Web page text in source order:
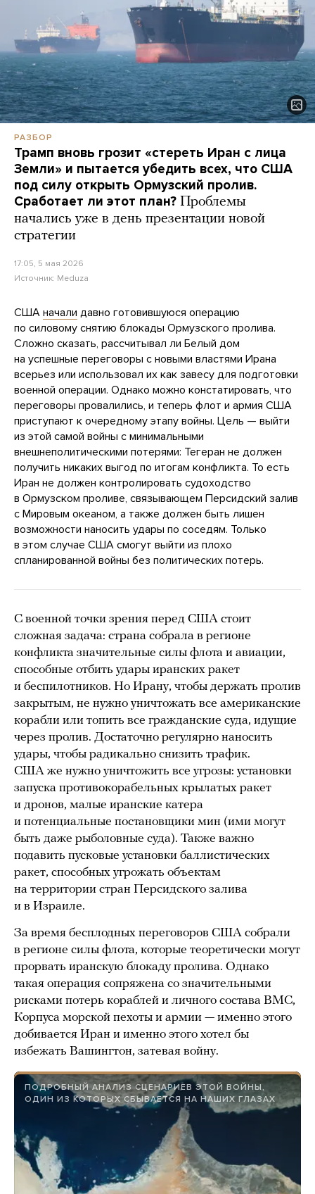
РАЗБОР
Трамп вновь грозит «стереть Иран с лица
Земли» и пытается убедить всех, что США
под силу открыть Ормузский пролив.
Сработает ли этот план? Проблемы
начались уже в день презентации новой
стратегии
17:05, 5 мая 2026
Источник: Meduza
США начали давно готовившуюся операцию
по силовому снятию блокады Ормузского пролива.
Сложно сказать, рассчитывал ли Белый дом
на успешные переговоры с новыми властями Ирана
всерьез или использовал их как завесу для подготовки
военной операции. Однако можно констатировать, что
переговоры провалились, и теперь флот и армия США
приступают к очередному этапу войны. Цель — выйти
из этой самой войны с минимальными
внешнеполитическими потерями: Тегеран не должен
получить никаких выгод по итогам конфликта. То есть
Иран не должен контролировать судоходство
в Ормузском проливе, связывающем Персидский залив
с Мировым океаном, а также должен быть лишен
возможности наносить удары по соседям. Только
в этом случае США смогут выйти из плохо
спланированной войны без политических потерь.
С военной точки зрения перед США стоит
сложная задача: страна собрала в регионе
конфликта значительные силы флота и авиации,
способные отбить удары иранских ракет
и беспилотников. Но Ирану, чтобы держать пролив
закрытым, не нужно уничтожать все американские
корабли или топить все гражданские суда, идущие
через пролив. Достаточно регулярно наносить
удары, чтобы радикально снизить трафик.
США же нужно уничтожить все угрозы: установки
запуска противокорабельных крылатых ракет
и дронов, малые иранские катера
и потенциальные постановщики мин (ими могут
быть даже рыболовные суда). Также важно
подавить пусковые установки баллистических
ракет, способных угрожать объектам
на территории стран Персидского залива
и в Израиле.
За время бесплодных переговоров США собрали
в регионе силы флота, которые теоретически могут
прорвать иранскую блокаду пролива. Однако
такая операция сопряжена со значительными
рисками потерь кораблей и личного состава ВМС,
Корпуса морской пехоты и армии — именно этого
добивается Иран и именно этого хотел бы
избежать Вашингтон, затевая войну.
ПОДРОБНЫЙ АНАЛИЗ СЦЕНАРИЕВ ЭТОЙ ВОЙНЫ,
ОДИН ИЗ КОТОРЫХ СБЫВАЕТСЯ НА НАШИХ ГЛАЗАХ